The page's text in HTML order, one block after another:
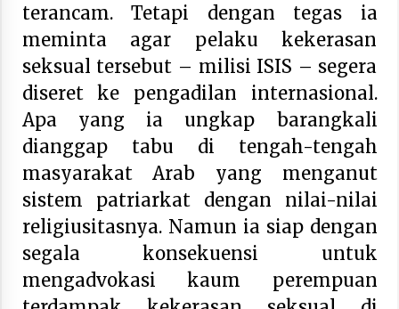
terancam. Tetapi dengan tegas ia
meminta agar pelaku kekerasan
seksual tersebut – milisi ISIS – segera
diseret ke pengadilan internasional.
Apa yang ia ungkap barangkali
dianggap tabu di tengah-tengah
masyarakat Arab yang menganut
sistem patriarkat dengan nilai-nilai
religiusitasnya. Namun ia siap dengan
segala konsekuensi untuk
mengadvokasi kaum perempuan